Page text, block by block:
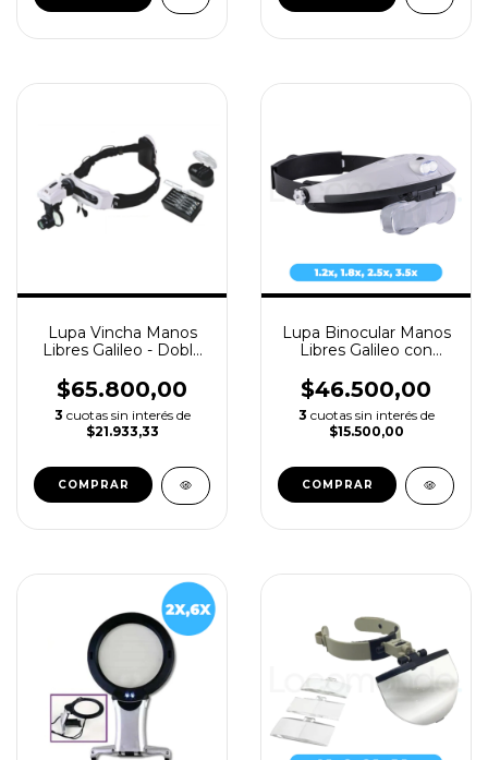
Lupa Vincha Manos
Libres Galileo - Doble
Monoculares
$65.800,00
3 cuotas sin interés de
$21.933,33
Lupa Binocular Manos
Libres Galileo con
LV7480
$46.500,00
3 cuotas sin interés de
$15.500,00